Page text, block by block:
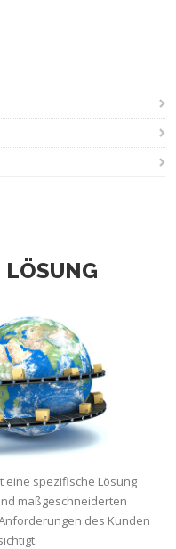
LÖSUNG
eine spezifische Lösung
maßgeschneiderten
des Kunden